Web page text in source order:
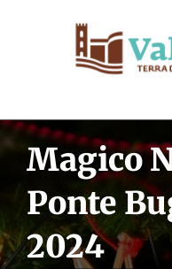
Magico
Ponte
2024